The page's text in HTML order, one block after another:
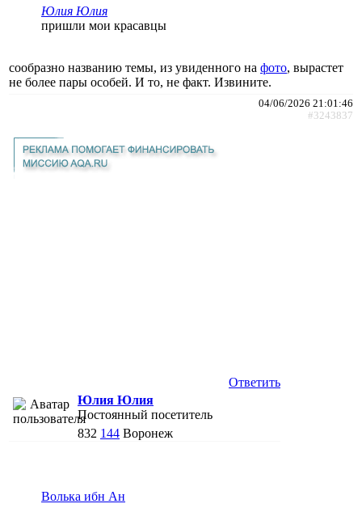
Юлия Юлия
пришли мои красавцы
сообразно названию темы, из увиденного на фото, вырастет
не более пары особей. И то, не факт. Извините.
04/06/2026 21:01:46
#3243837
Ответить
Юлия Юлия
Постоянный посетитель
832 144 Воронеж
Волька ибн Ан